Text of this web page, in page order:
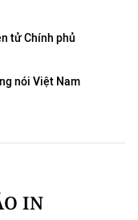
tử Chính phủ
nói Việt Nam
IN